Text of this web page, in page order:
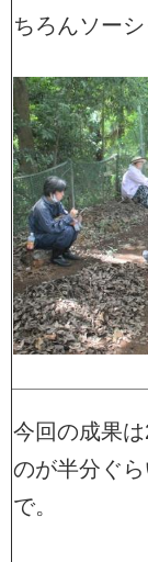
ちろんソー
今回の成果
のが半分ぐ
で。